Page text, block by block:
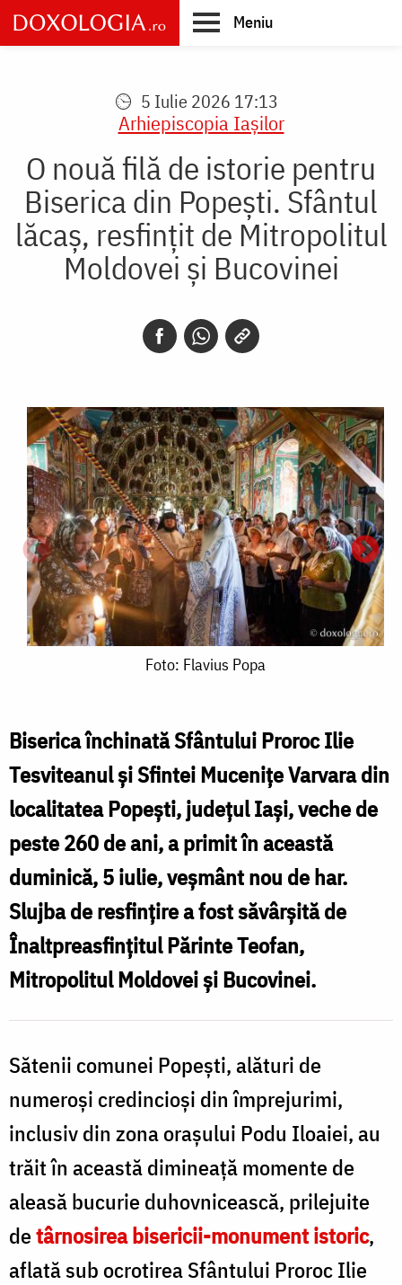
Skip
to
main
Meniu
5 Iulie 2026 17:13
Arhiepiscopia Iaşilor
O nouă filă de istorie pentru
Biserica din Popești. Sfântul
lăcaș, resfințit de Mitropolitul
Moldovei și Bucovinei
Foto: Flavius Popa
Biserica închinată Sfântului Proroc Ilie
Tesviteanul și Sfintei Mucenițe Varvara din
localitatea Popești, județul Iași, veche de
peste 260 de ani, a primit în această
duminică, 5 iulie, veșmânt nou de har.
Slujba de resfințire a fost săvârșită de
Înaltpreasfințitul Părinte Teofan,
Mitropolitul Moldovei și Bucovinei.
Sătenii comunei Popești, alături de
numeroși credincioși din împrejurimi,
inclusiv din zona orașului Podu Iloaiei, au
trăit în această dimineață momente de
aleasă bucurie duhovnicească, prilejuite
detârnosirea bisericii-monument istoric,
aflată sub ocrotirea Sfântului Proroc Ilie